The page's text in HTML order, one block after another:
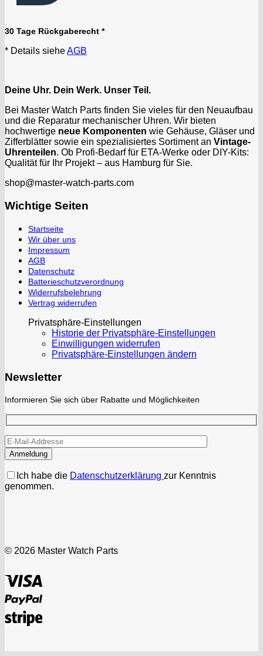
30 Tage Rückgaberecht *
* Details sieheAGB
Deine Uhr. Dein Werk. Unser Teil.
Bei Master Watch Parts finden Sie vieles für den Neuaufbau
und die Reparatur mechanischer Uhren. Wir bieten
hochwertige neue Komponenten wie Gehäuse, Gläser und
Zifferblätter sowie ein spezialisiertes Sortiment an Vintage-
Uhrenteilen. Ob Profi-Bedarf für ETA-Werke oder DIY-Kits:
Qualität für Ihr Projekt – aus Hamburg für Sie.
shop@master-watch-parts.com
Wichtige Seiten
Startseite
Wir über uns
Impressum
AGB
Datenschutz
Batterieschutzverordnung
Widerrufsbelehrung
Vertrag widerrufen
Privatsphäre-Einstellungen
Historie der Privatsphäre-Einstellungen
Einwilligungen widerrufen
Privatsphäre-Einstellungen ändern
Newsletter
Informieren Sie sich über Rabatte und Möglichkeiten
Ich habe die Datenschutzerklärung zur Kenntnis
genommen.
© 2026 Master Watch Parts
PayPal
Stripe